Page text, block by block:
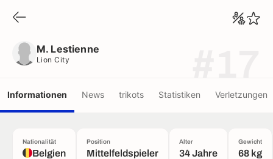
M. Lestienne
Lion City
Informationen News trikots Statistiken Verletzungen
Nationalität
Belgien
Position
Mittelfeldspieler
Alter
34 Jahre
Gewicht
68 kg